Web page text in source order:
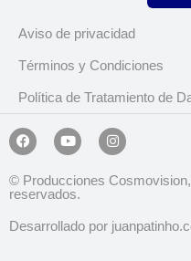
Aviso de privacidad
Términos y Condiciones
Política de Tratamiento de
© Producciones
reservados.
Desarrollado por